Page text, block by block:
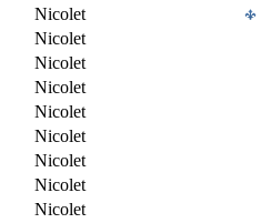
Nicolet
Nicolet
Nicolet
Nicolet
Nicolet
Nicolet
Nicolet
Nicolet
Nicolet